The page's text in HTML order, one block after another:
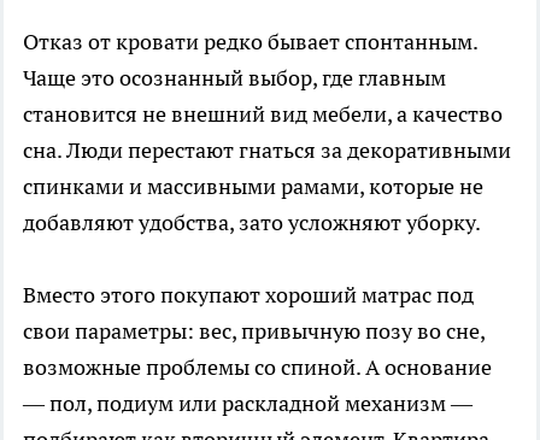
Отказ от кровати редко бывает спонтанным.
Чаще это осознанный выбор, где главным
становится не внешний вид мебели, а качество
сна. Люди перестают гнаться за декоративными
спинками и массивными рамами, которые не
добавляют удобства, зато усложняют уборку.
Вместо этого покупают хороший матрас под
свои параметры: вес, привычную позу во сне,
возможные проблемы со спиной. А основание
— пол, подиум или раскладной механизм —